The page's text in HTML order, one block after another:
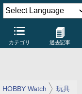
カテゴリ 過去記事
HOBBY Watch 玩具